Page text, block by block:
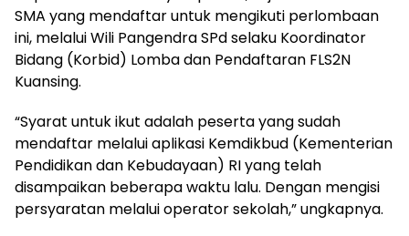
SMA yang mendaftar untuk mengikuti perlombaan
ini, melalui Wili Pangendra SPd selaku Koordinator
Bidang (Korbid) Lomba dan Pendaftaran FLS2N
Kuansing.
“Syarat untuk ikut adalah peserta yang sudah
mendaftar melalui aplikasi Kemdikbud (Kementerian
Pendidikan dan Kebudayaan) RI yang telah
disampaikan beberapa waktu lalu. Dengan mengisi
persyaratan melalui operator sekolah,” ungkapnya.